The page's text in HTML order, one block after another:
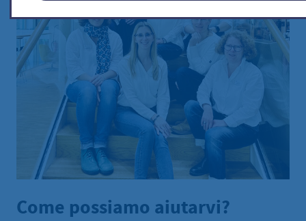
Come possiamo aiutarvi?